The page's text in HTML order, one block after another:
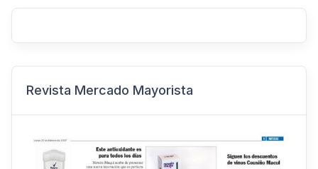
Revista Mercado Mayorista